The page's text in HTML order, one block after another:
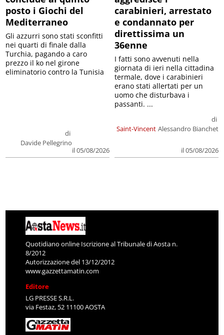
posto i Giochi del
Mediterraneo
di
Davide Pellegrino
il 05/08/2026
Gli azzurri sono stati sconfitti
nei quarti di finale dalla
Turchia, pagando a caro
prezzo il ko nel girone
eliminatorio contro la Tunisia
carabinieri, arrestato
e condannato per
direttissima un
36enne
Saint-Vincent
di
Alessandro Bianchet
il 05/08/2026
I fatti sono avvenuti nella
giornata di ieri nella cittadina
termale, dove i carabinieri
erano stati allertati per un
uomo che disturbava i
passanti. ...
Quotidiano online Iscrizione al Tribunale di Aosta n.
8/2012
Autorizzazione del 13/12/2012
www.gazzettamatin.com
Editore
LG PRESSE S.R.L.
via Festaz, 52 11100 AOSTA